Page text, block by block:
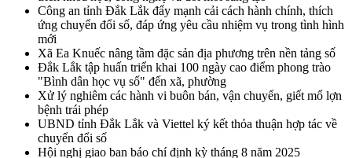
Công an tỉnh Đắk Lắk đẩy mạnh cải cách hành chính, thích
ứng chuyển đổi số, đáp ứng yêu cầu nhiệm vụ trong tình hình
mới
Xã Ea Knuếc nâng tầm đặc sản địa phương trên nền tảng số
Đắk Lắk tập huấn triển khai 100 ngày cao điểm phong trào
"Bình dân học vụ số" đến xã, phường
Xử lý nghiêm các hành vi buôn bán, vận chuyển, giết mổ lợn
bệnh trái phép
UBND tỉnh Đắk Lắk và Viettel ký kết thỏa thuận hợp tác về
chuyển đổi số
Hội nghị giao ban báo chí định kỳ tháng 8 năm 2025